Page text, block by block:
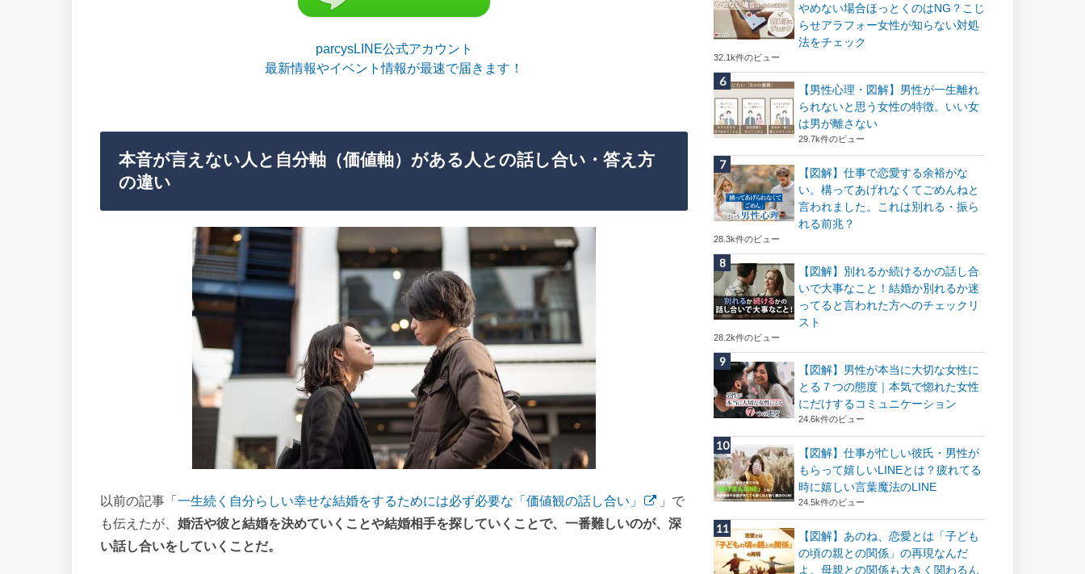
parcysLINE公式アカウント
最新情報やイベント情報が最速で届きます！
本音が言えない人と自分軸（価値軸）がある人との話し合い・答え方
の違い
以前の記事「一生続く自分らしい幸せな結婚をするためには必ず必要な「価値観の話し合い」
」で
も伝えたが、 婚活や彼と結婚を決めていくことや結婚相手を探していくことで、一番難しいのが、深
い話し合いをしていくことだ。
やめない場合ほっとくのはNG？こじ
らせアラフォー女性が知らない対処
法をチェック
32.1k件のビュー
【男性心理・図解】男性が一生離れ
られないと思う女性の特徴。いい女
は男が離さない
29.7k件のビュー
【図解】仕事で恋愛する余裕がな
い。構ってあげれなくてごめんねと
言われました。これは別れる・振ら
れる前兆？
28.3k件のビュー
【図解】別れるか続けるかの話し合
いで大事なこと！結婚か別れるか迷
ってると言われた方へのチェックリ
スト
28.2k件のビュー
【図解】男性が本当に大切な女性に
とる７つの態度｜本気で惚れた女性
にだけするコミュニケーション
24.6k件のビュー
【図解】仕事が忙しい彼氏・男性が
もらって嬉しいLINEとは？疲れてる
時に嬉しい言葉魔法のLINE
24.5k件のビュー
【図解】あのね、恋愛とは「子ども
の頃の親との関係」の再現なんだ
よ。母親との関係も大きく関わるん